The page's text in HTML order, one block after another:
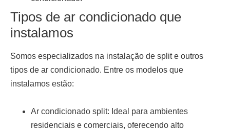
Tipos de ar condicionado que
instalamos
Somos especializados na instalação de splite outros
tipos de ar condicionado. Entre os modelos que
instalamos estão:
Ar condicionado split: Ideal para ambientes
residenciais e comerciais, oferecendo alto